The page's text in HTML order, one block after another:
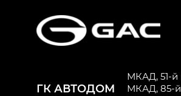
HYPTEC HT — Хайптек
GS8 — Джи Эс 8 (GS8)
ГК АВТОДОМ
МКАД, 51-й
МКАД, 85-й